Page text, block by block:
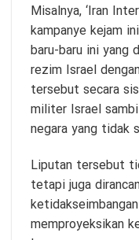
Misalnya, ‘Iran
kampanye kejam
baru-baru ini yang
rezim Israel
tersebut secara
militer Israel
negara yang tidak
Liputan tersebut
tetapi juga
memproyeksikan